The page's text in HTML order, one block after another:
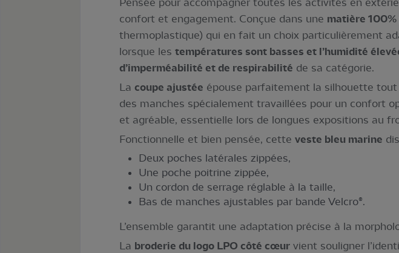
confort et engagement. Conçue dans une matière
thermoplastique) qui en fait un choix particulièrement
lorsque les températures sont basses et l’humidité
d’imperméabilité et de respirabilité de sa catégorie.
La coupe ajustée épouse parfaitement la silhouette
des manches spécialement travaillées pour un confort
et agréable, essentielle lors de longues expositions au
Fonctionnelle et bien pensée, cette veste bleu marine
Deux poches latérales zippées,
Une poche poitrine zippée,
Un cordon de serrage réglable à la taille,
Bas de manches ajustables par bande Velcro®.
L’ensemble garantit une adaptation précise à la
La broderie du logo LPO côté cœur vient souligner